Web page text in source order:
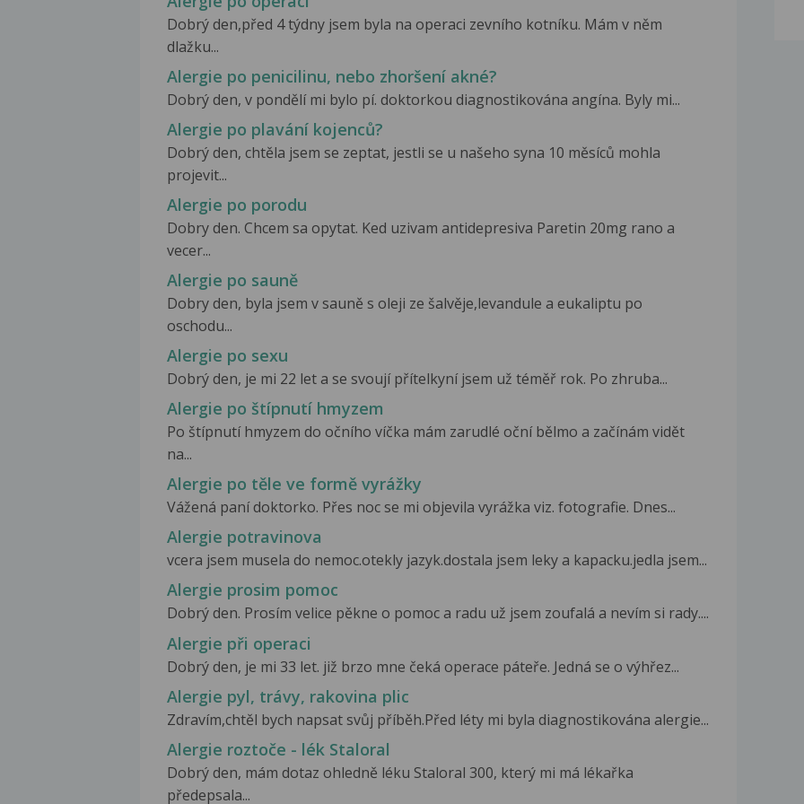
Dobrý den,před 4 týdny jsem byla na operaci zevního kotníku. Mám v něm
dlažku...
Alergie po penicilinu, nebo zhoršení akné?
Dobrý den, v pondělí mi bylo pí. doktorkou diagnostikována angína. Byly mi...
Alergie po plavání kojenců?
Dobrý den, chtěla jsem se zeptat, jestli se u našeho syna 10 měsíců mohla
projevit...
Alergie po porodu
Dobry den. Chcem sa opytat. Ked uzivam antidepresiva Paretin 20mg rano a
vecer...
Alergie po sauně
Dobry den, byla jsem v sauně s oleji ze šalvěje,levandule a eukaliptu po
oschodu...
Alergie po sexu
Dobrý den, je mi 22 let a se svoují přítelkyní jsem už téměř rok. Po zhruba...
Alergie po štípnutí hmyzem
Po štípnutí hmyzem do očního víčka mám zarudlé oční bělmo a začínám vidět
na...
Alergie po těle ve formě vyrážky
Vážená paní doktorko. Přes noc se mi objevila vyrážka viz. fotografie. Dnes...
Alergie potravinova
vcera jsem musela do nemoc.otekly jazyk.dostala jsem leky a kapacku.jedla jsem...
Alergie prosim pomoc
Dobrý den. Prosím velice pěkne o pomoc a radu už jsem zoufalá a nevím si rady....
Alergie při operaci
Dobrý den, je mi 33 let. již brzo mne čeká operace páteře. Jedná se o výhřez...
Alergie pyl, trávy, rakovina plic
Zdravím,chtěl bych napsat svůj příběh.Před léty mi byla diagnostikována alergie...
Alergie roztoče - lék Staloral
Dobrý den, mám dotaz ohledně léku Staloral 300, který mi má lékařka
předepsala...